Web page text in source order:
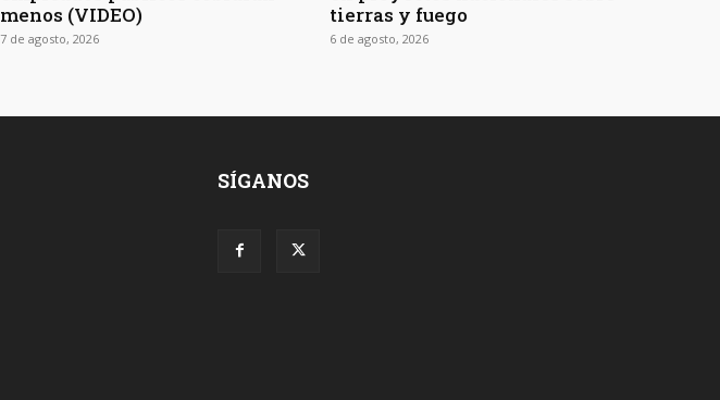
menos (VIDEO)
7 de agosto, 2026
tierras y fuego
6 de agosto, 2026
SÍGANOS